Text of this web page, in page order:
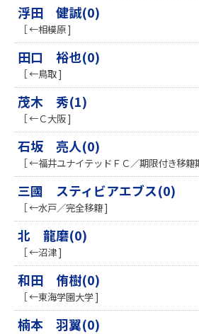
浮田 健誠(0)
［ ←相模原 ]
田口 裕也(0)
［ ←鳥取 ]
茂木 秀(1)
［ ←Ｃ大阪 ]
石坂 亮人(0)
［ ←福井ユナイテッドＦＣ／期限付き移
三國 スティビアエブス(0)
［ ←水戸／完全移籍 ]
北 龍磨(0)
［ ←沼津 ]
和田 侑樹(0)
［ ←東海学園大学 ]
楠本 羽翼(0)